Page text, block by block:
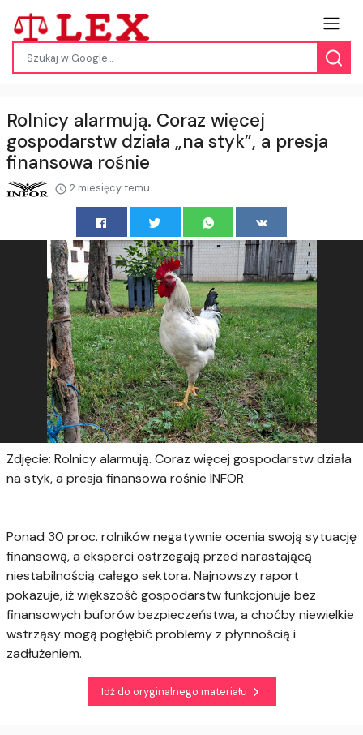
Rolnicy alarmują. Coraz więcej
gospodarstw działa „na styk”, a presja
finansowa rośnie
2 miesięcy temu
Zdjęcie: Rolnicy alarmują. Coraz więcej gospodarstw działa
na styk, a presja finansowa rośnie INFOR
Ponad 30 proc. rolników negatywnie ocenia swoją sytuację
finansową, a eksperci ostrzegają przed narastającą
niestabilnością całego sektora. Najnowszy raport
pokazuje, iż większość gospodarstw funkcjonuje bez
finansowych buforów bezpieczeństwa, a choćby niewielkie
wstrząsy mogą pogłębić problemy z płynnością i
zadłużeniem.
Idź do oryginalnego materiału